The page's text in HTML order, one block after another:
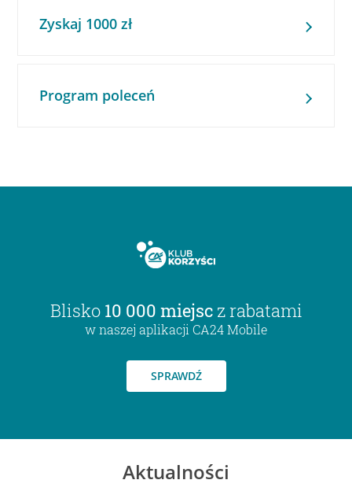
Zyskaj 1000 zł
Program poleceń
Blisko 10 000 miejsc z rabatami
w naszej aplikacji CA24 Mobile
SPRAWDŹ
Aktualności